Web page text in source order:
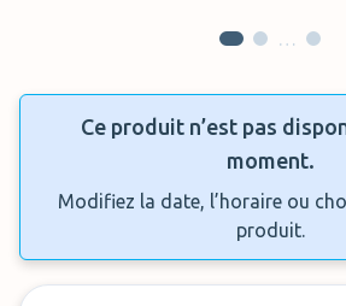
…
Ce produit n’est pas
moment.
Modifiez la date, l’horaire ou
produit.